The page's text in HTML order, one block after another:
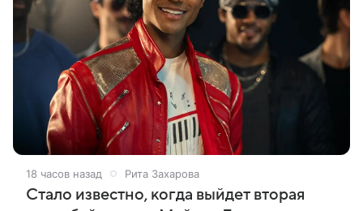
18 часов назад Рита Захарова
Стало известно, когда выйдет вторая